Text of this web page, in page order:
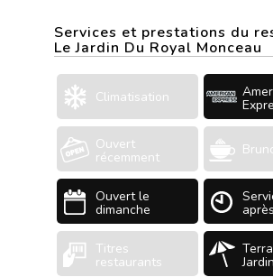
Services et prestations du
Le Jardin Du Royal Monceau
Climatisation
Ouvert
récemment
Ouvert le
dimanche
Titres
restaurants Jardin